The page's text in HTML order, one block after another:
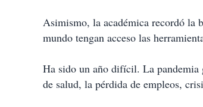
Asimismo, la académica recordó la
mundo tengan acceso las
Ha sido un año difícil. La pandemia
de salud, la pérdida de empleos,